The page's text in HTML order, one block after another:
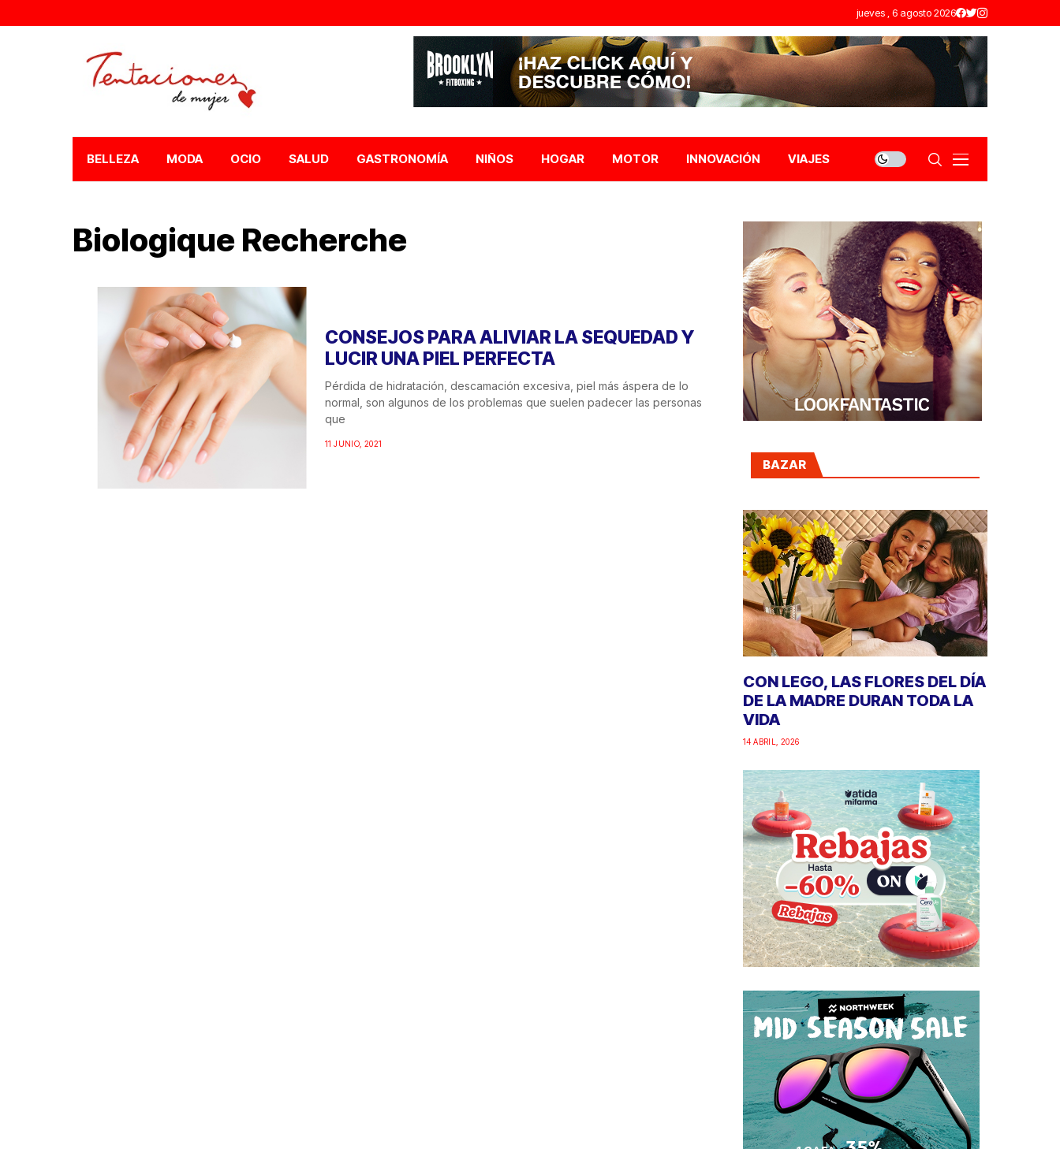
jueves , 6 agosto 2026
BELLEZA MODA OCIO SALUD GASTRONOMÍA NIÑOS HOGAR MOTOR INNOVACIÓN VIAJES
Biologique Recherche
CONSEJOS PARA ALIVIAR LA SEQUEDAD Y
LUCIR UNA PIEL PERFECTA
Pérdida de hidratación, descamación excesiva, piel más áspera de lo
normal, son algunos de los problemas que suelen padecer las personas
que
11 JUNIO, 2021
BAZAR
CON LEGO, LAS FLORES DEL DÍA
DE LA MADRE DURAN TODA LA
VIDA
14 ABRIL, 2026